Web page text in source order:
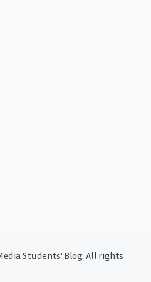
Students' Blog. All rights